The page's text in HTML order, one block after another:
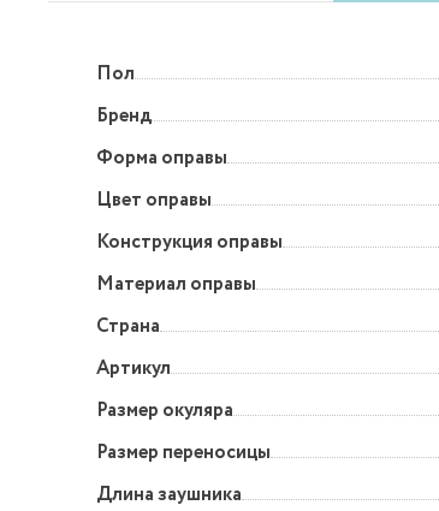
Пол
Бренд
Форма оправы
Цвет оправы
Конструкция оправы
Материал оправы
Страна
Артикул
Размер окуляра
Размер переносицы
Длина заушника